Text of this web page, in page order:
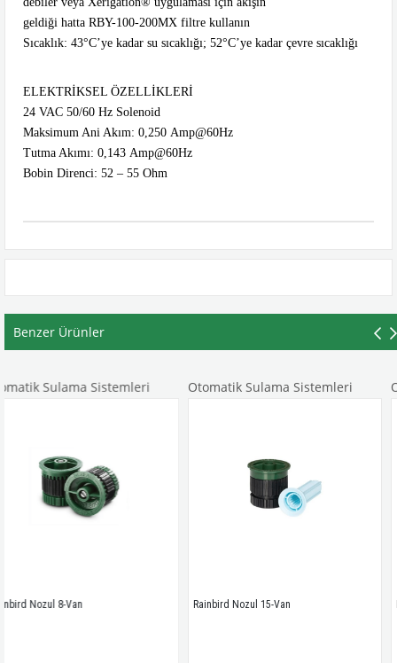
geldiği hatta RBY-100-200MX filtre kullanın
Sıcaklık: 43°C’ye kadar su sıcaklığı; 52°C’ye kadar çevre sıcaklığı
ELEKTRİKSEL ÖZELLİKLERİ
24 VAC 50/60 Hz Solenoid
Maksimum Ani Akım: 0,250 Amp@60Hz
Tutma Akımı: 0,143 Amp@60Hz
Bobin Direnci: 52 – 55 Ohm
Benzer Ürünler
Sistemleri Otomatik Sulama Sistemleri
Rainbird Nozul 15-Van
Otomatik